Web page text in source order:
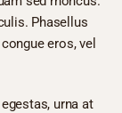
Phasellus
eros, vel
urna at